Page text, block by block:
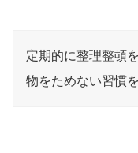
定期的に整理整頓
物をためない習慣